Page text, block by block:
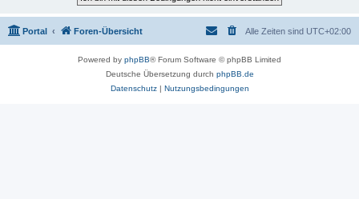
Portal Foren-Übersicht Alle Zeiten sind UTC+02:00
Powered by phpBB® Forum Software © phpBB Limited
Deutsche Übersetzung durch phpBB.de
Datenschutz| Nutzungsbedingungen